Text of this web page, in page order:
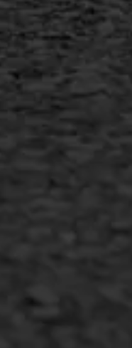
Algemene voorwaarden